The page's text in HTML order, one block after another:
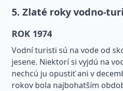
5. Zlaté roky vodno-
ROK 1974
Vodní turisti sú na vode od
jesene. Niektorí si vyjdú na
nechcú ju opustiť ani v
rokov bola najbohatším